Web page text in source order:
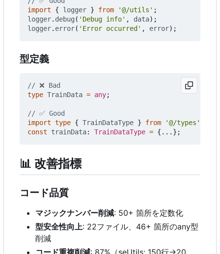
import
{ logger } from '@/utils' ;
logger. debug ( 'Debug info' , data);
logger. error( 'Error occurred' , error);
型定義
type TrainData = any;
import type { TrainDataType } from '@/types'
const
trainData: TrainDataType = {...};
📊 改善指標
コード品質
マジックナンバー削減: 50+ 箇所を定数化
型安全性向上: 22ファイル、46+ 箇所のany型
削減
コード重複削減: 87% （seUtils: 150行→20